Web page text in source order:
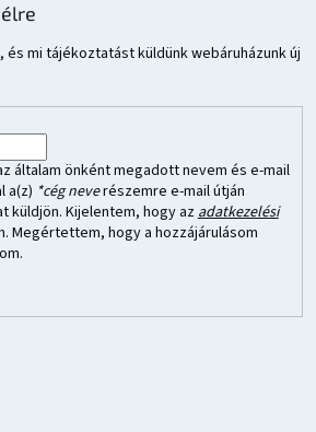
és mi tájékoztatást küldünk webáruházunk új
általam önként megadott nevem és e-mail
a(z) *cég neverészemre e-mail útján
küldjön. Kijelentem, hogy azadatkezelési
Megértettem, hogy a hozzájárulásom